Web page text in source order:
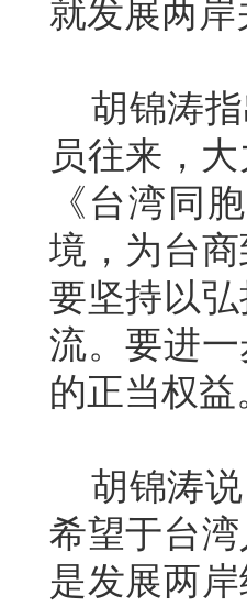
就发展两
胡锦涛指
员往来，
《台湾同
境，为台
要坚持以
流。要进
的正当权益
胡锦涛说
希望于台
是发展两